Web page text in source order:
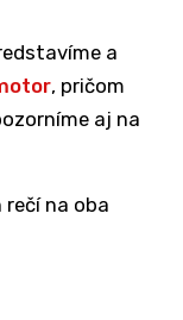
a
, pričom
aj na
na oba